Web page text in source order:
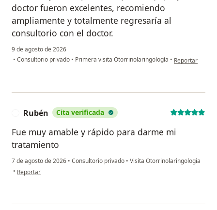
doctor fueron excelentes, recomiendo
ampliamente y totalmente regresaría al
consultorio con el doctor.
9 de agosto de 2026
• Consultorio privado • Primera visita Otorrinolaringología • en opinión del
Reportar
Rubén Cita verificada
Fue muy amable y rápido para darme mi
tratamiento
7 de agosto de 2026 • Consultorio privado • Visita Otorrinolaringología
• en opinión del usuario Rubén
Reportar